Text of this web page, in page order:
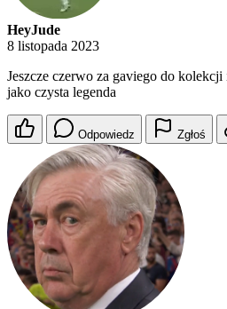
HeyJude
8 listopada 2023
Jeszcze czerwo za gaviego do
jako czysta legenda
Odpowiedz Zgłoś